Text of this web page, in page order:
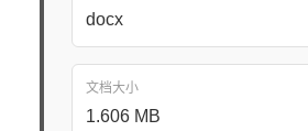
docx
文档大小
1.606 MB